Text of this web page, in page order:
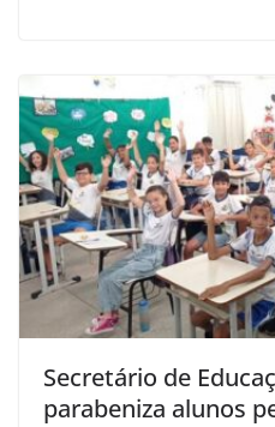
Secretário de
parabeniza alunos